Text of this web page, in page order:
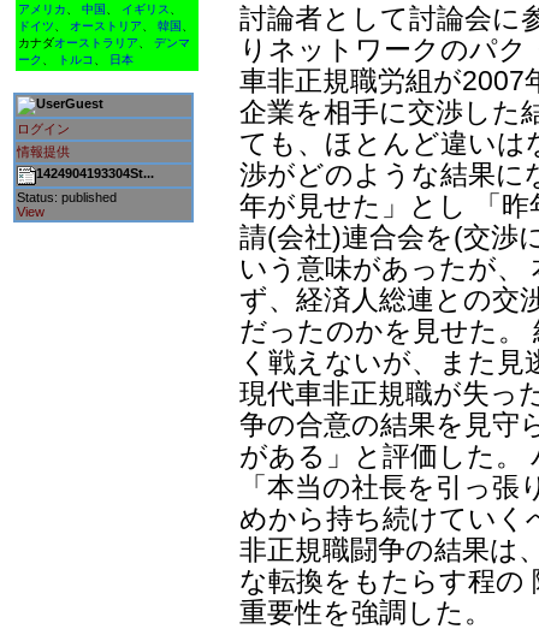
アメリカ 中国 イギリス
ドイツ
オーストリア 韓国
カナダオーストラリア
デンマ
ーク
トルコ 日本
Guest
ログイン
情報提供
1424904193304St...
Status: published
View
討論者として討論会に
りネットワークのパ
車非正規職労組が2007
企業を相手に交渉した
ても、ほとんど違いは
渉がどのような結果に
年が見せた」とし 「
請(会社)連合会を(交渉
いう意味があったが、
ず、経済人総連との交
だったのかを見せた。
く戦えないが、また
現代車非正規職が失っ
争の合意の結果を見守
がある」と評価した。
「本当の社長を引っ
めから持ち続けていく
非正規職闘争の結果は
な転換をもたらす程の
重要性を強調した。